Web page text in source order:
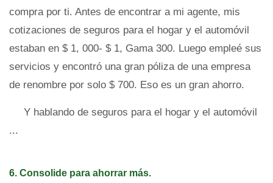
compra por ti. Antes de encontrar a mi agente, mis
cotizaciones de seguros para el hogar y el automóvil
estaban en $ 1, 000- $ 1, Gama 300. Luego empleé sus
servicios y encontró una gran póliza de una empresa
de renombre por solo $ 700. Eso es un gran ahorro.
Y hablando de seguros para el hogar y el automóvil
...
6. Consolide para ahorrar más.